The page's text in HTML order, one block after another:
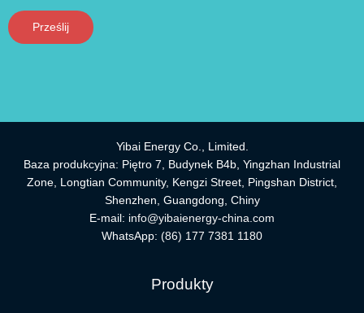
Prześlij
Yibai Energy Co., Limited.
Baza produkcyjna: Piętro 7, Budynek B4b, Yingzhan Industrial
Zone, Longtian Community, Kengzi Street, Pingshan District,
Shenzhen, Guangdong, Chiny
E-mail: info@yibaienergy-china.com
WhatsApp: (86) 177 7381 1180
Produkty